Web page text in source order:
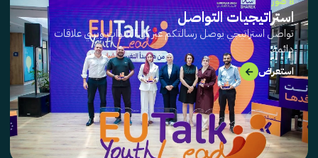
استراتيجيات التواصل
تواصل استراتيجي يوصل رسالتكم عبر كل القنوات ويبني علاقات
دائمة.
استعرض →